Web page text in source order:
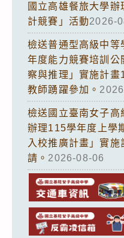
國立高雄餐旅大學
計競賽」活動2026-
檢送普通型高級中
年度能力競賽培訓公
察與推理」實施計
教師踴躍參加。
檢送國立臺南女子高
辦理115學年度上學
入校推廣計畫」實
請。 2026-08-06